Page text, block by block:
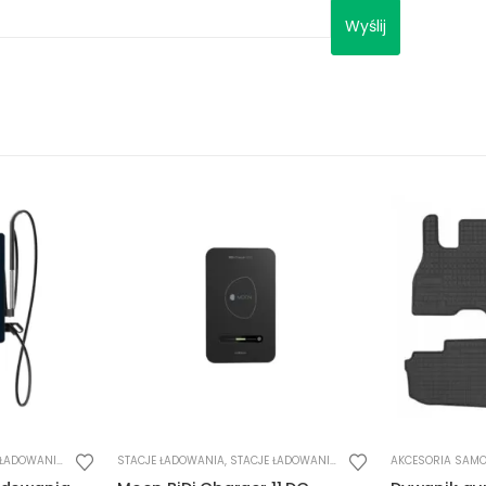
DC ,WALLBOXAKCESORIA SAMOCHODOWE,DYWANIKI USŁUGI